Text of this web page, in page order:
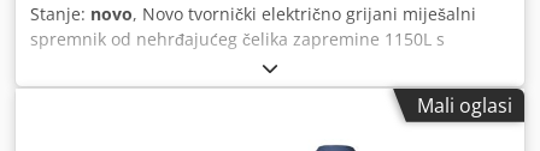
Stanje: novo, Novo tvornički električno grijani miješalni
spremnik od nehrđajućeg čelika zapremine 1150L s
izolacijom i propelerskim miješalom, uključujući upute za
uporabu i CE izjavu o sukladnosti. Tip: EBB1150RWP
Alternativno dostupan s drugim vrstama miješala i uMali oglasi